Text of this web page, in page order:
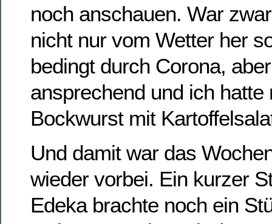
noch anschauen. War
nicht nur vom Wetter her
bedingt durch Corona,
ansprechend und ich hatte
Bockwurst mit
Und damit war das
wieder vorbei. Ein kurzer
Edeka brachte noch ein